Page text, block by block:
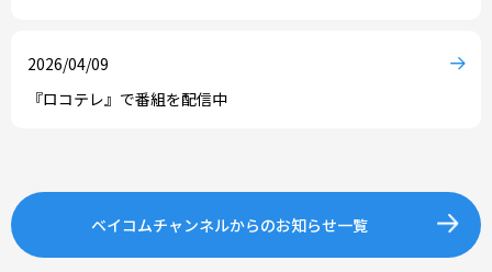
2026/04/09
『ロコテレ』で番組を配信中
ベイコムチャンネルからのお知らせ一覧